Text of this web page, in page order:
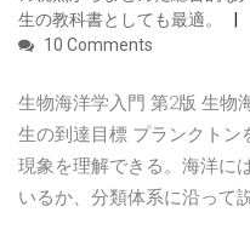
生の教科書としても最適。
10 Comments
生物海洋学入門 第2版 生物
生の到達目標 プランクトン
現象を理解できる。海洋に
いるか、分類体系に沿って